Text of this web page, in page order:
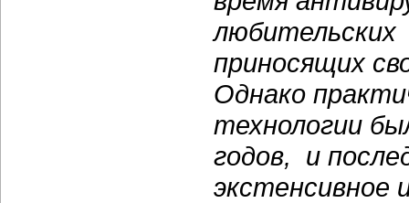
любительских
приносящих
Однако
технологии
годов, и
экстенсивное